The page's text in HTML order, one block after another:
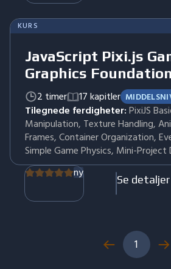
KURS
JavaScript Pixi.js
Graphics
2 timer 17 kapitler
Tilegnede ferdigheter:PixiJS
Manipulation, Texture Handling,
Frames, Container Organization,
Simple Game Physics, Mini-
ny
Se detaljer
1